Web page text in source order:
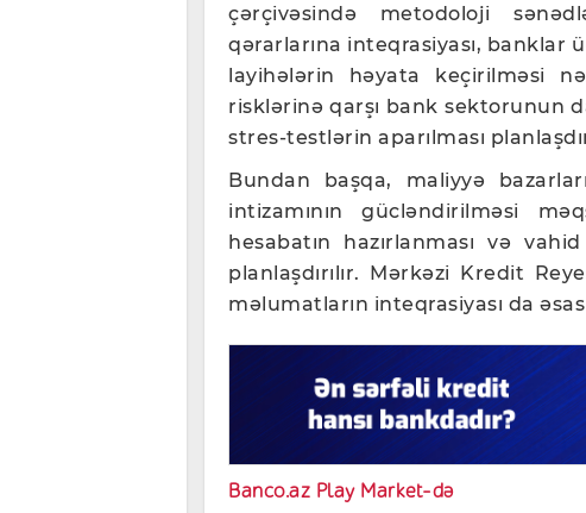
çərçivəsində metodoloji
qərarlarına inteqrasiyası,
layihələrin həyata keçirilməsi
risklərinə qarşı bank sektorunun
stres-testlərin aparılması
Bundan başqa, maliyyə
intizamının gücləndirilməsi
hesabatın hazırlanması və
planlaşdırılır. Mərkəzi Kredit
məlumatların inteqrasiyası da
Banco.az Play Market-də